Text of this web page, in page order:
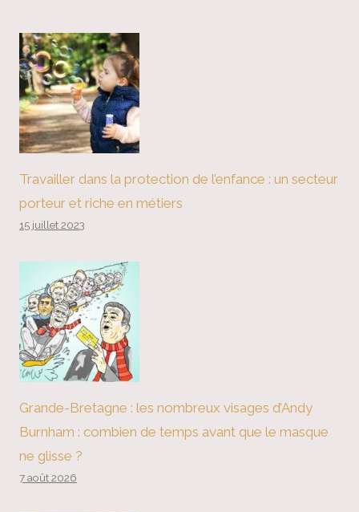
Travailler dans la protection de l’enfance : un secteur
porteur et riche en métiers
15 juillet 2023
Grande-Bretagne : les nombreux visages d’Andy
Burnham : combien de temps avant que le masque
ne glisse ?
7 août 2026